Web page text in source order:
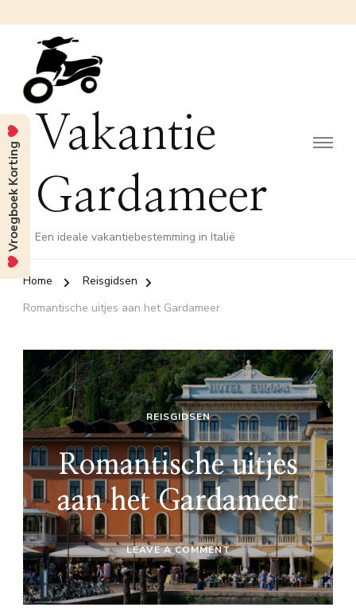
Vakantie
Gardameer
Een ideale vakantiebestemming in Italië
Home
Reisgidsen
Romantische uitjes aan het Gardameer
REISGIDSEN
Romantische uitjes
aan het Gardameer
LEAVE A COMMENTON
ROMANTISCHE
UITJES
AAN
HET
Vroegboek Korting